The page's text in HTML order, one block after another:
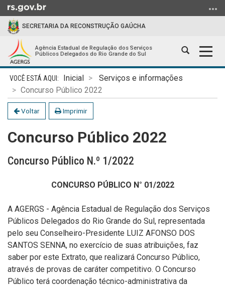
para
conteúdo
para
menu
para
busca
SECRETARIA DA RECONSTRUÇÃO GAÚCHA
Agência Estadual de Regulação dos Serviços
Públicos Delegados do Rio Grande do Sul
Abrir
busca
Início
conteúdo
Inicial
Serviços e informações
Concurso Público 2022
Voltar Imprimir
Concurso Público 2022
Concurso Público N.º 1/2022
CONCURSO PÚBLICO N° 01/2022
A AGERGS - Agência Estadual de Regulação dos Serviços
Públicos Delegados do Rio Grande do Sul, representada
pelo seu Conselheiro-Presidente LUIZ AFONSO DOS
SANTOS SENNA, no exercício de suas atribuições, faz
saber por este Extrato, que realizará Concurso Público,
através de provas de caráter competitivo. O Concurso
Público terá coordenação técnico-administrativa da